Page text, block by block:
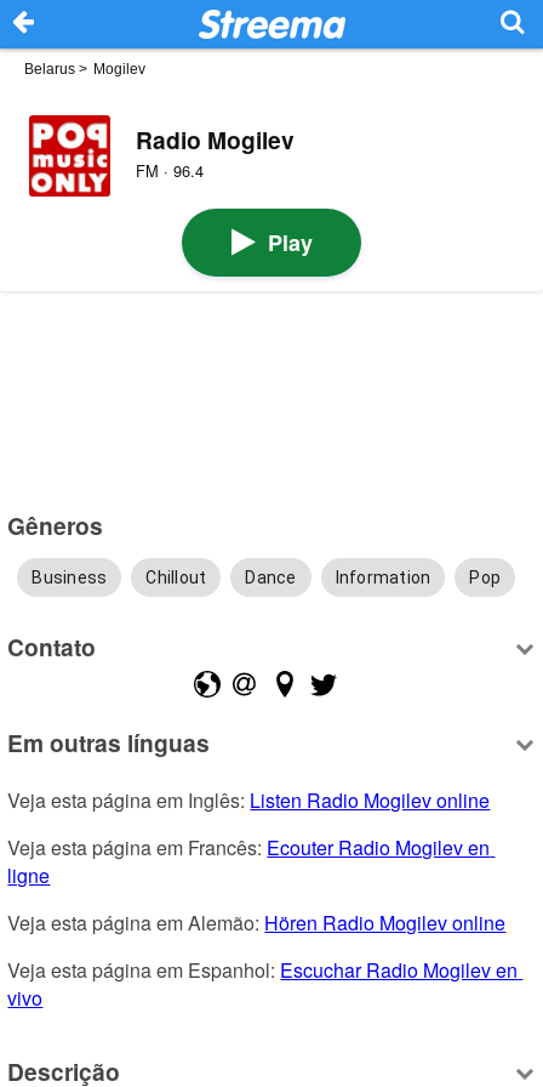
Belarus > Mogilev
Radio Mogilev
FM · 96.4
Play
Gêneros
Business Chillout Dance Information Pop
Contato
Em outras línguas
Veja esta página em Inglês: Listen Radio Mogilev online
Veja esta página em Francês: Ecouter Radio Mogilev en
ligne
Veja esta página em Alemão: Hören Radio Mogilev online
Veja esta página em Espanhol: Escuchar Radio Mogilev en
vivo
Descrição